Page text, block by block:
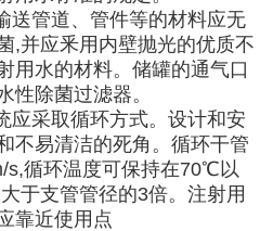
送管道、管件等的材料应无
,并应釆用内壁抛光的优质不
用水的材料。储罐的通气口
性除菌过滤器。
应采取循环方式。设计和安
不易清洁的死角。循环干管
s,循环温度可保持在70℃以
于支管管径的3倍。注射用
靠近使用点